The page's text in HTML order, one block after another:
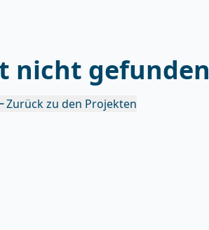
nicht gefunden
Zurück zu den Projekten